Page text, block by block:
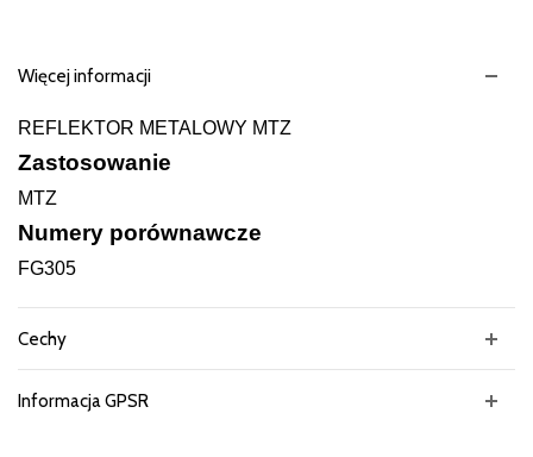
Więcej informacji
REFLEKTOR METALOWY MTZ
Zastosowanie
MTZ
Numery porównawcze
FG305
Cechy
Informacja GPSR